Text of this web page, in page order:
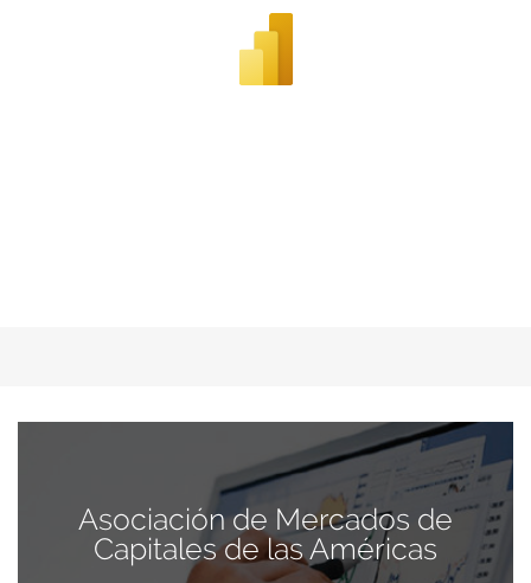
Asociación de Mercados de
Capitales de las Américas